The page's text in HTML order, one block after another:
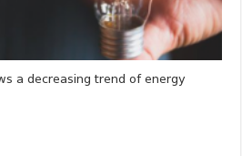
a decreasing trend of energy